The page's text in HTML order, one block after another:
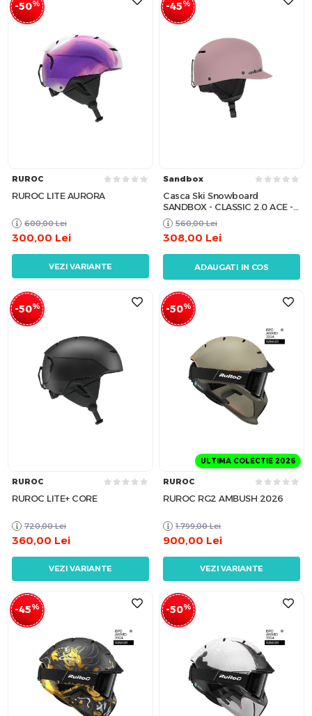
-50%
RUROC
RUROC LITE AURORA
600,00 Lei
300,00 Lei
VEZI VARIANTE
-45%
Sandbox
Casca Ski Snowboard
SANDBOX - CLASSIC 2.0 ACE -
Dusty Pink
560,00 Lei
308,00 Lei
ADAUGATI IN COS
-50%
RUROC
RUROC LITE+ CORE
720,00 Lei
360,00 Lei
VEZI VARIANTE
-50%
ULTIMA COLECTIE 2026
RUROC
RUROC RG2 AMBUSH 2026
1.799,00 Lei
900,00 Lei
VEZI VARIANTE
-45% -50%